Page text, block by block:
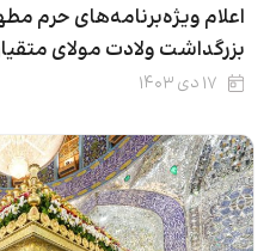
اعلام ویژه‌برنامه‌های حرم
بزرگداشت ولادت مولای
۱۷ دی ۱۴۰۳